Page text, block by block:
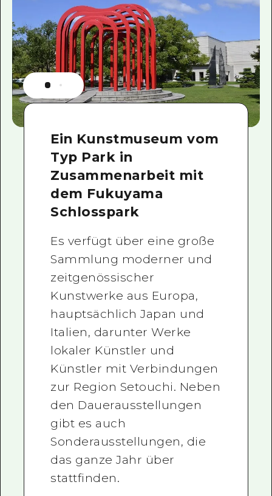
Ein Kunstmuseum vom
Typ Park in
Zusammenarbeit mit
dem Fukuyama
Schlosspark
Es verfügt über eine große
Sammlung moderner und
zeitgenössischer
Kunstwerke aus Europa,
hauptsächlich Japan und
Italien, darunter Werke
lokaler Künstler und
Künstler mit Verbindungen
zur Region Setouchi. Neben
den Dauerausstellungen
gibt es auch
Sonderausstellungen, die
das ganze Jahr über
stattfinden.